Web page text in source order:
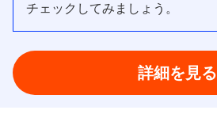
チェックしてみましょう。
詳細を見る